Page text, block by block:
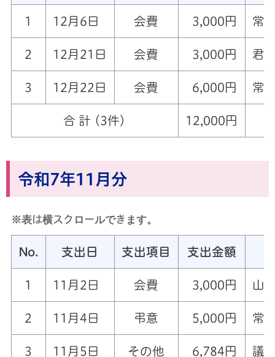
1 12月6日 会費 3,000円 常
2 12月21日 会費 3,000円 君
3 12月22日 会費 6,000円 常
合 計 (3件) 12,000円
令和7年11月分
※表は横スクロールできます。
No. 支出日 支出項目 支出金額
1 11月2日 会費 3,000円 山
2 11月4日 弔意 5,000円 常
3 11月5日 その他 6,784円 議